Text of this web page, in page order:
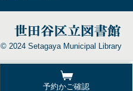
予約かご確認
© 2024 Setagaya Municipal Library